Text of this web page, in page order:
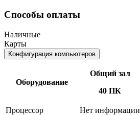
Способы оплаты
Наличные
Карты
Конфигурация компьютеров
Оборудование
Общий зал
40 ПК
Процессор
Нет информации